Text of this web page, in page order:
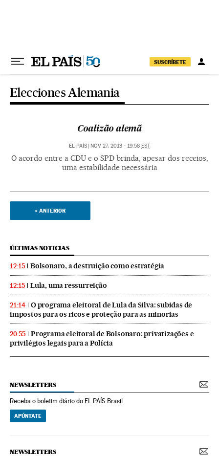
SUSCRÍBETE
Elecciones Alemania
Coalizão alemã
EL PAÍS | NOV 27, 2013 - 19:58 EST
O acordo entre a CDU e o SPD brinda, apesar dos receios,
uma estabilidade necessária
< ANTERIOR
ÚLTIMAS NOTICIAS
12:15 Bolsonaro, a destruição como estratégia
12:15 Lula, uma ressurreição
21:14
O programa eleitoral de Lula da Silva: subidas de
impostos para os ricos e proteção para as minorias
20:55
Programa eleitoral de Bolsonaro: privatizações e
privilégios legais para a Polícia
NEWSLETTERS
Receba o boletim diário do EL PAÍS Brasil
APÚNTATE
NEWSLETTERS